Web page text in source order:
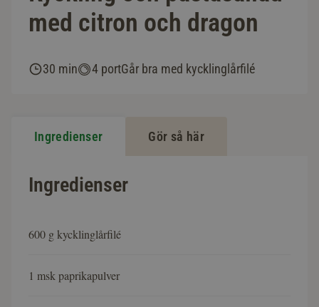
med citron och dragon
30 min 4 portGår bra med kycklinglårfilé
Ingredienser Gör så här
Ingredienser
600 g kycklinglårfilé
1 msk paprikapulver